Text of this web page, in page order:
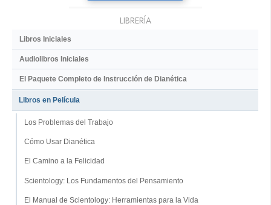
LIBRERÍA
Libros Iniciales
Audiolibros Iniciales
El Paquete Completo de Instrucción de Dianética
Libros en Película
Los Problemas del Trabajo
Cómo Usar Dianética
El Camino a la Felicidad
Scientology: Los Fundamentos del Pensamiento
El Manual de Scientology: Herramientas para la Vida